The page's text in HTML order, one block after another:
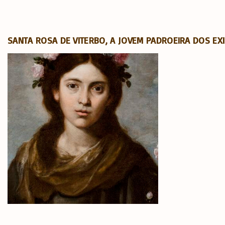
SANTA ROSA DE VITERBO, A JOVEM PADROEIRA DOS